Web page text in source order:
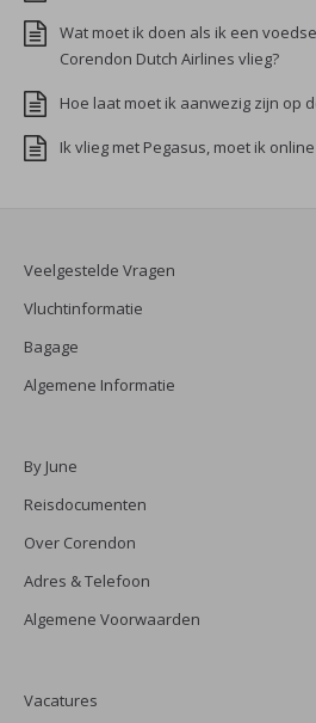
Wat moet ik doen als ik een
Corendon Dutch Airlines vlieg?
Hoe laat moet ik aanwezig zijn op
Ik vlieg met Pegasus, moet ik
Veelgestelde Vragen
Vluchtinformatie
Bagage
Algemene Informatie
By June
Reisdocumenten
Over Corendon
Adres & Telefoon
Algemene Voorwaarden
Vacatures